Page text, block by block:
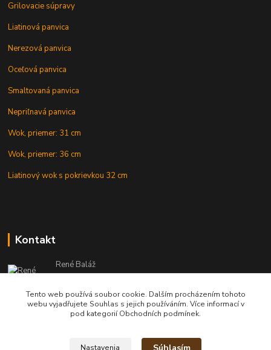
Grilovacie súpravy
Liatinová panvica
Nerezová panvica
Oceľová panvica
Smaltovaná panvica
Nepriľnavá panvica
Wok, priemer: 31 cm
Wok, priemer: 36 cm
Liatinový wok s pokrievkou 32 cm
Kontakt
René Baláž
Eshop: +421 902 212 007
od 8:00 - do 16:00 hod
info@kotlikyshop.sk
Tento web používá soubor cookie. Dalším procházením tohoto
webu vyjadřujete Souhlas s jejich používáním. Více informací v
pod kategorií Obchodních podmínek.
Nastavenia